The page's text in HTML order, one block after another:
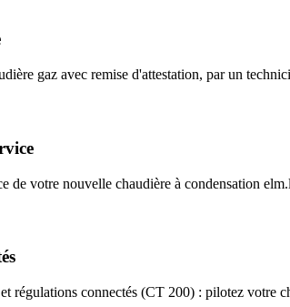
gaz avec remise d'attestation, par un
de votre nouvelle chaudière à condensation
régulations connectés (CT 200) : pilotez votre